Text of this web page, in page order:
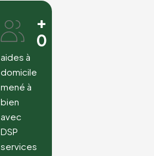
+
0
aides à
domicile
mené à
bien
avec
DSP
services